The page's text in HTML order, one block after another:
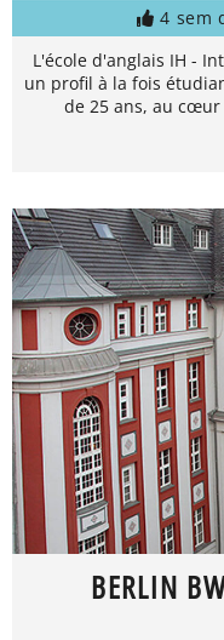
4 sem
L'école d'anglais IH -
un profil à la fois
de 25 ans, au
BERLIN